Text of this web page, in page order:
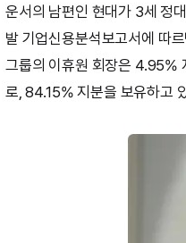
운서의 남편인 현대가 3세 정
발 기업신용분석보고서에 따
그룹의 이휴원 회장은 4.95%
로, 84.15% 지분을 보유하고